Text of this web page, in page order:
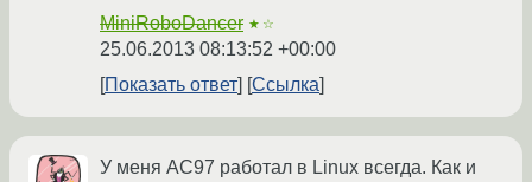
MiniRoboDancer ★☆
25.06.2013 08:13:52 +00:00
Показать ответ
Ссылка
У меня AC97 работал в Linux всегда. Как и